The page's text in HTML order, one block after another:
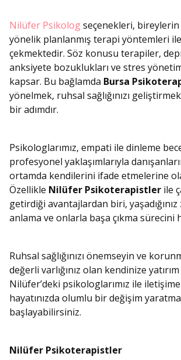
Nilüfer Psikologseçenekleri, bireylerin
yönelik planlanmış terapi yöntemleri
çekmektedir. Söz konusu terapiler,
anksiyete bozuklukları ve stres
kapsar. Bu bağlamda Bursa
yönelmek, ruhsal sağlığınızı
bir adımdır.
Psikologlarımız, empati ile dinleme
profesyonel yaklaşımlarıyla
ortamda kendilerini ifade etmelerine
Özellikle Nilüfer Psikoterapistler ile
getirdiği avantajlardan biri,
anlama ve onlarla başa çıkma sürecini
Ruhsal sağlığınızı önemseyin ve
değerli varlığınız olan kendinize yatırım
Nilüfer’deki psikologlarımız ile
hayatınızda olumlu bir değişim
başlayabilirsiniz.
Nilüfer Psikoterapistler